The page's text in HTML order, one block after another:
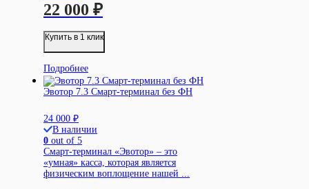
22 000 ₽
Купить в 1 клик
Подробнее
Эвотор 7.3 Смарт-терминал без ФН
24 000 ₽
В наличии
0 out of 5
Смарт-терминал «Эвотор» – это
«умная» касса, которая является
физическим воплощение нашей ...